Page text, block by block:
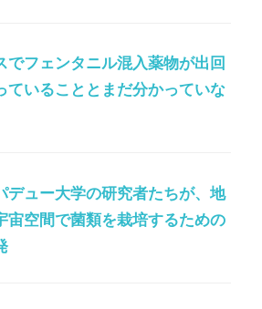
でフェンタニル混入薬物が出回
ていることとまだ分かっていな
デュー大学の研究者たちが、地
宙空間で菌類を栽培するための